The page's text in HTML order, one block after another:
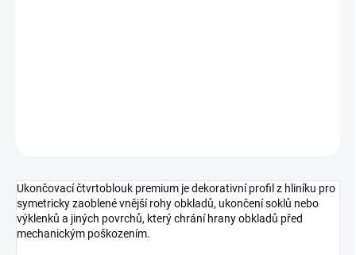
Ukončovací čtvrtoblouk premium je dekorativní profil z hliníku pro
symetricky zaoblené vnější rohy obkladů, ukončení soklů nebo
výklenků a jiných povrchů, který chrání hrany obkladů před
mechanickým poškozením.